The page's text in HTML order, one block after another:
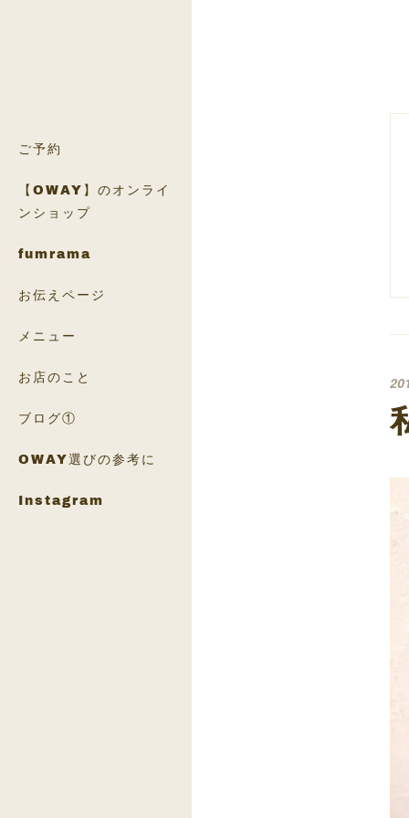
ご予約
【OWAY】のオンライ
ンショップ
fumrama
お伝えページ
メニュー
お店のこと
ブログ①
OWAY選びの参考に
Instagram